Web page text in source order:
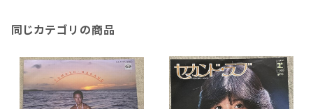
同じカテゴリの商品